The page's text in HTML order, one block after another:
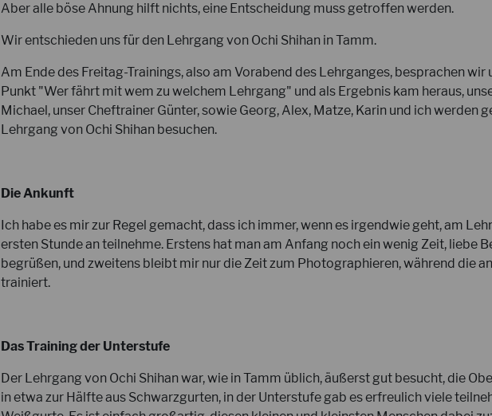
Aber alle böse Ahnung hilft nichts, eine Entscheidung muss getroffen werden.
Wir entschieden uns für den Lehrgang von Ochi Shihan in Tamm.
Am Ende des Freitag-Trainings, also am Vorabend des Lehrganges, besprachen wir
Punkt "Wer fährt mit wem zu welchem Lehrgang" und als Ergebnis kam heraus,
Michael, unser Cheftrainer Günter, sowie Georg, Alex, Matze, Karin und ich werden
Lehrgang von Ochi Shihan besuchen.
Die Ankunft
Ich habe es mir zur Regel gemacht, dass ich immer, wenn es irgendwie geht, am
ersten Stunde an teilnehme. Erstens hat man am Anfang noch ein wenig Zeit, liebe
begrüßen, und zweitens bleibt mir nur die Zeit zum Photographieren, während die
trainiert.
Das Training der Unterstufe
Der Lehrgang von Ochi Shihan war, wie in Tamm üblich, äußerst gut besucht, die
in etwa zur Hälfte aus Schwarzgurten, in der Unterstufe gab es erfreulich viele